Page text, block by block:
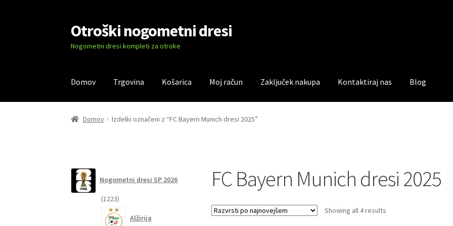
Skip
to
navigation
Skip
to
content
Otroški nogometni dresi
Nogometni dresi kompleti za otroke
Domov Trgovina Košarica Moj račun Zaključek nakupa Kontaktiraj nas Blog
Domov Blog Kontaktiraj nasKošarica Moj račun Trgovina
Domov Izdelki označeni z “FC Bayern Munich dresi 2025”
FC Bayern Munich dresi 2025
Showing all 4 resultsSorted
Nogometni dresi SP 2026
12231223
izdelkov
Alžirija